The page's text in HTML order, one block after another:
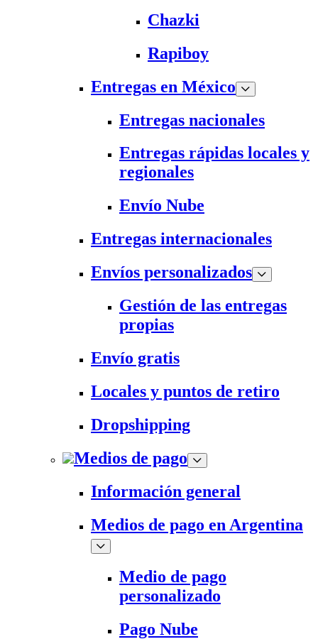
Chazki
Rapiboy
Entregas en México
Entregas nacionales
Entregas rápidas locales y
regionales
Envío Nube
Entregas internacionales
Envíos personalizados
Gestión de las entregas
propias
Envío gratis
Locales y puntos de retiro
Dropshipping
Medios de pago
Información general
Medios de pago en Argentina
Medio de pago
personalizado
Pago Nube